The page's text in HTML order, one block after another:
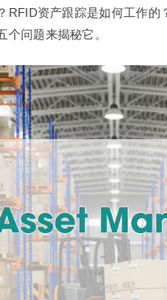
RFID资产跟踪是如何工作
问题来揭秘它。